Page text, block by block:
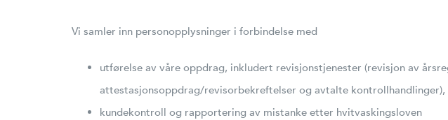
Vi samler inn personopplysninger i forbindelse med
utførelse av våre oppdrag, inkludert revisjonstjenester (revisjon av
attestasjonsoppdrag/revisorbekreftelser og avtalte
kundekontroll og rapportering av mistanke etter hvitvaskingsloven